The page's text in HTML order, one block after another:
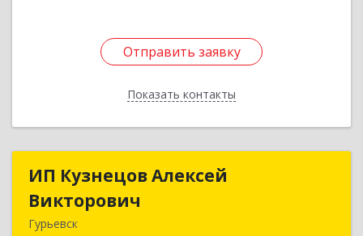
Отправить заявку
Показать контакты
Отправить заявку
Назад
ИП Кузнецов Алексей
Викторович
Гурьевск
ИП Кузнецов Алексей